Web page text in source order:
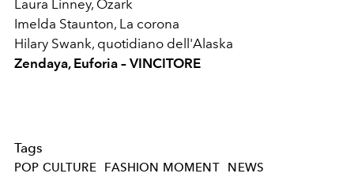
Laura Linney, Ozark
Imelda Staunton, La corona
Hilary Swank, quotidiano dell'Alaska
Zendaya, Euforia – VINCITORE
Tags
POP CULTURE FASHION MOMENT NEWS